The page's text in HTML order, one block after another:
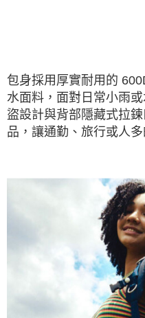
包身採用厚實耐用的
水面料，面對日常小雨
盜設計與背部隱藏式拉
品，讓通勤、旅行或人